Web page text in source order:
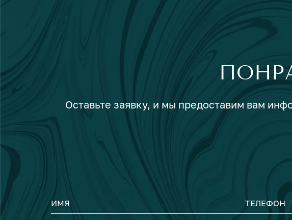
Оставьте заявку, и мы предоставим вам
ИМЯ ТЕЛЕФОН